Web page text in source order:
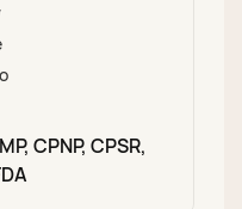
CPNP, CPSR,